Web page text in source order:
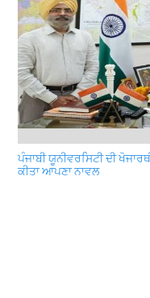
ਪੰਜਾਬੀ ਯੂਨੀਵਰਸਿਟੀ ਦੀ
ਕੀਤਾ ਆਪਣਾ ਨਾਵਲ